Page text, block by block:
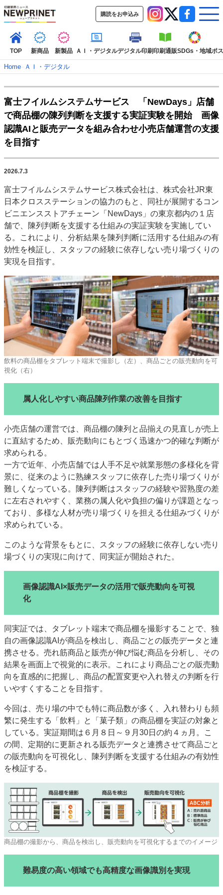
購読をお申込み
TOP 新商品 新製品 ＡＩ・デジタルデジタル印刷印刷通販SDGs・地域ポ
TOP
新着記事 特集記事
動画コンテンツ
インタビュー
コレクション
カテゴリー一覧
新商品 新製品 ＡＩ・デジタル デジタル印刷
印刷通販
SDGs・地域
市場・統計
人事・移転・異動・訃報
特集記事カテゴリー一覧
2022 見える化・MIS特集
特集・デジタル印刷 アイデアで勝負！ ～多様なビジネス・多彩な商材～
JAPAN PACK 2023 特集
中古印刷機・製本機特集
2022 検査・校正特集
特集・デジタル印刷 ～ 新成長軌道を描く
案内
発刊案内
JFPI印刷用語集 印刷機材年鑑
運営
会社案内
購読・購入申し込み
サイトポリシー
お問い合わせ
Home– ＡＩ・デジタル
富士フイルムシステムサービス 「NewDays」店舗
で商品棚の陳列判断を支援する実証実験を開始 画像
認識AIと販売データを組み合わせ小売店舗運営の支援
を目指す
2026.7.3
富士フイルムシステムサービス株式会社は、株式会社JR東
日本クロスステーションの協力のもと、同社が展開するコン
ビニエンスストアチェーン「NewDays」の東京都内の１店
舗で、陳列判断を支援する仕組みの実証実験を実施してい
る。これにより、分析結果を陳列判断に活用する仕組みの有
効性を検証し、スタッフの経験に依存しない売り場づくりの
実現を目指す。
飲料の商品棚をタブレット端末で撮影し（左）、商品ごとの販売動向を可
視化（右）
属人化しやすい商品陳列作業の改善を目指す
小売店舗の運営では、商品棚の陳列と品揃えの見直しが売上
に直結するため、販売動向にもとづく迅速かつ的確な判断が
求められる。
一方で近年、小売店舗では人手不足や就業形態の多様化を背
景に、従来のように熟練スタッフに依存した売り場づくりが
難しくなっている。陳列判断はスタッフの経験や習熟度の差
に左右されやすく、業務の属人化や負担の偏りが課題となっ
ており、多様な人材が売り場づくりを担える仕組みづくりが
求められている。
このような背景をもとに、スタッフの経験に依存しない売り
場づくりの実現に向けて、同実証が開始された。
画像認識AI×販売データの活用で販売動向を可視
化
同実証では、タブレット端末で商品棚を撮影することで、独
自の画像認識AIが商品を検出し、商品ごとの販売データと連
携させる。売れ筋商品と販売が伸び悩む商品を分析し、その
結果を画面上で視覚的に表示。これにより商品ごとの販売動
向を直感的に把握し、商品の配置変更や入れ替えの判断を行
いやすくすることを目指す。
今回は、売り場の中でも特に商品数が多く、入れ替わりも頻
繁に発生する「飲料」と「菓子類」の商品棚を実証の対象と
している。実証期間は６月８日～９月30日の約４ヵ月。こ
の間、定期的に更新される販売データと連携させて商品ごと
の販売動向を可視化し、陳列判断を支援する仕組みの有効性
を検証する。
商品棚の撮影から、商品を検出し、販売動向を可視化するまでのイメージ
難易度の高い領域でも高精度な画像識別を実現